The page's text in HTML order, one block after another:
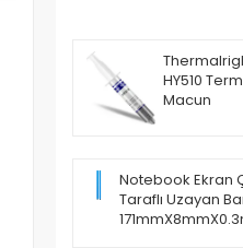
HY510
Macun
Notebook Ekran
Taraflı Uzayan